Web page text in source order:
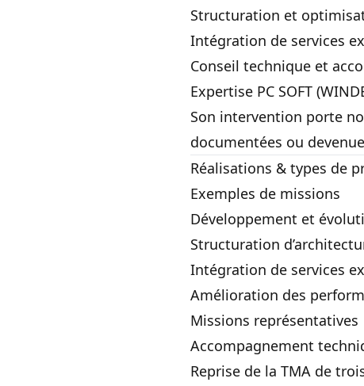
Structuration et
Intégration de services
Conseil technique et
Expertise PC SOFT
Son intervention porte
documentées ou
Réalisations & types de
Exemples de missions
Développement et
Structuration
Intégration de services
Amélioration des
Missions représentatives
Accompagnement
Reprise de la TMA de